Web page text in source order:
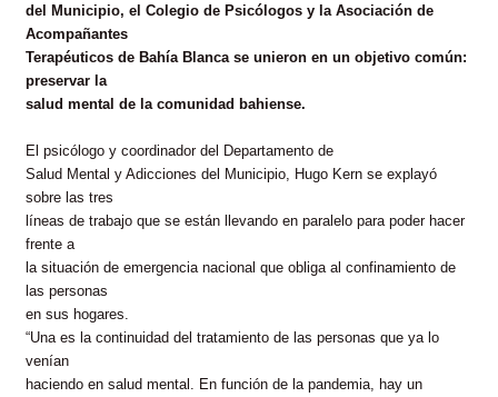
del Municipio, el Colegio de Psicólogos y la Asociación de
Acompañantes
Terapéuticos de Bahía Blanca se unieron en un objetivo común:
preservar la
salud mental de la comunidad bahiense.
El psicólogo y coordinador del Departamento de
Salud Mental y Adicciones del Municipio, Hugo Kern se explayó
sobre las tres
líneas de trabajo que se están llevando en paralelo para poder hacer
frente a
la situación de emergencia nacional que obliga al confinamiento de
las personas
en sus hogares.
“Una es la continuidad del tratamiento de las personas que ya lo
venían
haciendo en salud mental. En función de la pandemia, hay un